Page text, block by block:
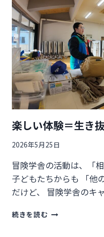
沖
縄
動
説
明
会
を
行
し
楽しい体験＝生き
2026年5月25日
冒険学舎の活動は、「
子どもたちからも 「他
だけど、 冒険学舎のキ
続きを読む